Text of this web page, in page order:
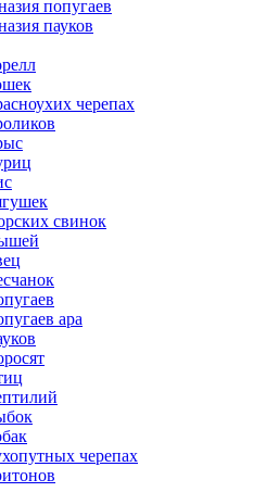
попугаев
пауков
черепах
свинок
ара
черепах